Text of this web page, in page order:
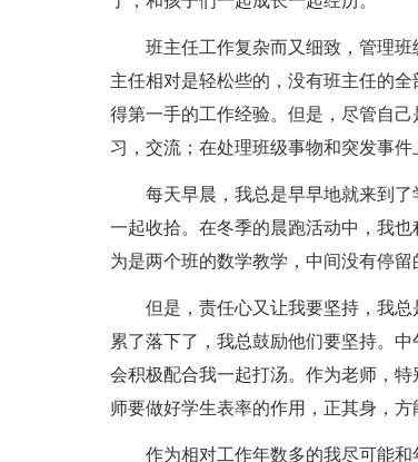
班主任工作复杂而又细致，管理
主任相对是轻松些的，没有班主任的
得第一手的工作经验。但是，尽管自
习，交流；在处理班级事物和突发事件
每天早晨，我总是早早地就来到
一起收拾。在冬季的晨跑活动中，我
为是两个班的数学教学，中间没有停留
但是，责任心又让我要坚持，我
累了落下了，我总鼓励他们要坚持。
会积极配合我一起打汤。作为老师，
师要做好学生表率的作用，正其身，方
作为相对工作年数多的我尽可能